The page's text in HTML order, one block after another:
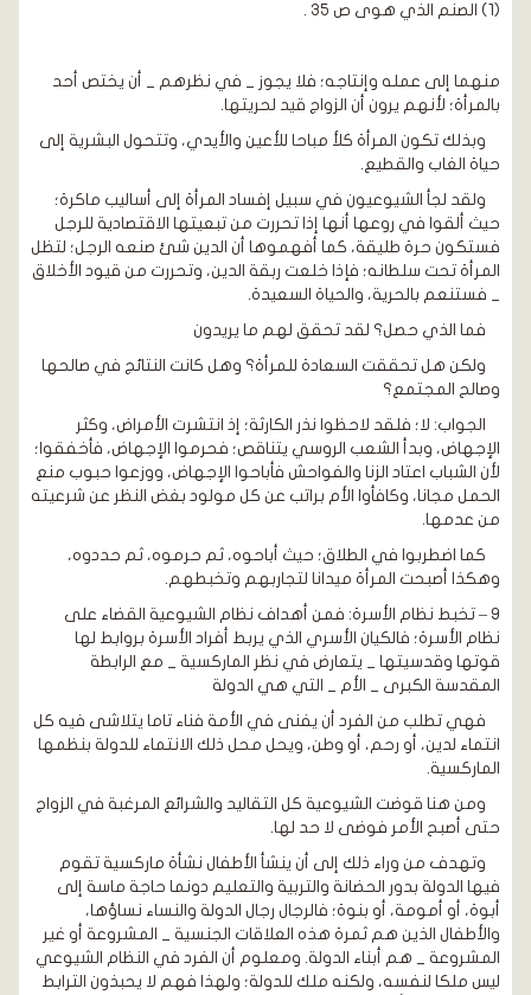
(1) الصنم الذي هوى ص 35 .
منهما إلى عمله وإنتاجه؛ فلا يجوز _ في نظرهم _ أن يختص أحد
بالمرأة؛ لأنهم يرون أن الزواج قيد لحريتها.
وبذلك تكون المرأة كلأ مباحا للأعين والأيدي، وتتحول البشرية إلى
حياة الغاب والقطيع.
ولقد لجأ الشيوعيون في سبيل إفساد المرأة إلى أساليب ماكرة؛
حيث ألقوا في روعها أنها إذا تحررت من تبعيتها الاقتصادية للرجل
فستكون حرة طليقة، كما أفهموها أن الدين شئ صنعه الرجل؛ لتظل
المرأة تحت سلطانه؛ فإذا خلعت ربقة الدين، وتحررت من قيود الأخلاق
_ فستنعم بالحرية، والحياة السعيدة.
فما الذي حصل؟ لقد تحقق لهم ما يريدون
ولكن هل تحققت السعادة للمرأة؟ وهل كانت النتائج في صالحها
وصالح المجتمع؟
الجواب: لا؛ فلقد لاحظوا نذر الكارثة؛ إذ انتشرت الأمراض، وكثر
الإجهاض، وبدأ الشعب الروسي يتناقص؛ فحرموا الإجهاض، فأخفقوا؛
لأن الشباب اعتاد الزنا والفواحش فأباحوا الإجهاض، ووزعوا حبوب منع
الحمل مجانا، وكافأوا الأم براتب عن كل مولود بغض النظر عن شرعيته
من عدمها.
كما اضطربوا في الطلاق؛ حيث أباحوه، ثم حرموه، ثم حددوه،
وهكذا أصبحت المرأة ميدانا لتجاربهم وتخبطهم.
9 – تخبط نظام الأسرة: فمن أهداف نظام الشيوعية القضاء على
نظام الأسرة؛ فالكيان الأسري الذي يربط أفراد الأسرة بروابط لها
قوتها وقدسيتها _ يتعارض في نظر الماركسية _ مع الرابطة
المقدسة الكبرى _ الأم _ التي هي الدولة
فهي تطلب من الفرد أن يفنى في الأمة فناء تاما يتلاشى فيه كل
انتماء لدين، أو رحم، أو وطن، ويحل محل ذلك الانتماء للدولة بنظمها
الماركسية.
ومن هنا قوضت الشيوعية كل التقاليد والشرائع المرغبة في الزواج
حتى أصبح الأمر فوضى لا حد لها.
وتهدف من وراء ذلك إلى أن ينشأ الأطفال نشأة ماركسية تقوم
فيها الدولة بدور الحضانة والتربية والتعليم دونما حاجة ماسة إلى
أبوة، أو أمومة، أو بنوة؛ فالرجال رجال الدولة والنساء نساؤها،
والأطفال الذين هم ثمرة هذه العلاقات الجنسية _ المشروعة أو غير
المشروعة _ هم أبناء الدولة. ومعلوم أن الفرد في النظام الشيوعي
ليس ملكا لنفسه، ولكنه ملك للدولة؛ ولهذا فهم لا يحبذون الترابط